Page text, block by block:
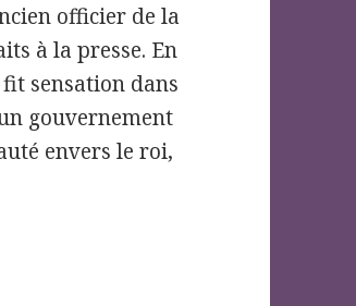
officier de la
à la presse. En
sensation dans
gouvernement
envers le roi,